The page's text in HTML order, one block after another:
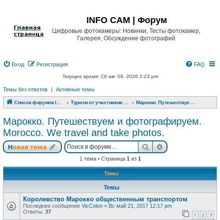
INFO CAM | Форум
Цифровые фотокамеры: Новинки, Тесты фотокамер,
Галерея, Обсуждение фотографий
Вход Регистрация FAQ
Текущее время: Сб авг 08, 2026 2:23 pm
Темы без ответов | Активные темы
Список форумов INFO CAM | Форум
Марокко. Путешествуем и фотографируем.
Morocco. We travel and take photos.
Новая тема
Новаятема ПоискРасширенный
1 тема • Страница 1 из 1
Темы
Темы
Королевство Марокко общественным транспортом
Последнее сообщение VicColon « Вс май 21, 2017 12:17 pm
Ответы: 37 1 2 3